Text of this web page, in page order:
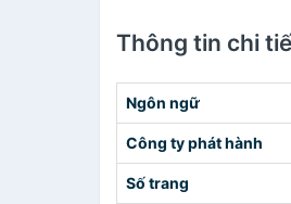
Thông tin chi
Ngôn ngữ
Công ty phát hành
Số trang